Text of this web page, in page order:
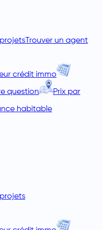
Trouver un agent
crédit immo
question Prix par
habitable